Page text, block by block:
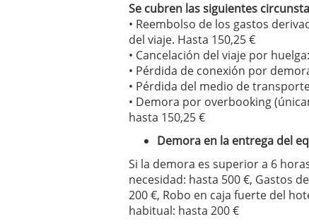
Se cubren las siguientes
• Reembolso de los gastos
del viaje. Hasta 150,25 €
• Cancelación del viaje por
• Pérdida de conexión por
• Pérdida del medio de
• Demora por overbooking
hasta 150,25 €
Demora en la entrega del
Si la demora es superior a 6
necesidad: hasta 500 €, Gastos
200 €, Robo en caja fuerte del
habitual: hasta 200 €